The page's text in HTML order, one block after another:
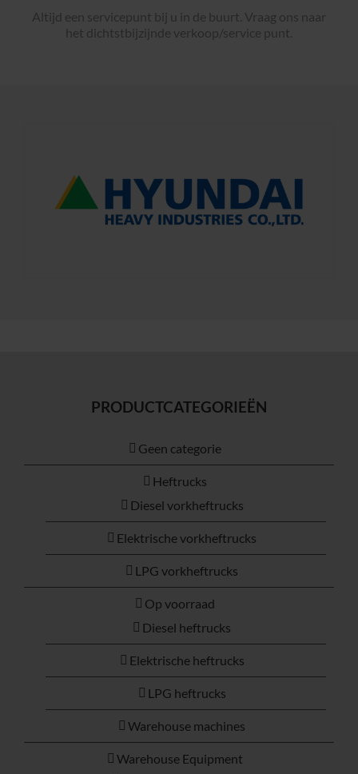
Altijd een servicepunt bij u in de buurt. Vraag ons naar
het dichtstbijzijnde verkoop/service punt.
PRODUCTCATEGORIEËN
Geen categorie
Heftrucks
Diesel vorkheftrucks
Elektrische vorkheftrucks
LPG vorkheftrucks
Op voorraad
Diesel heftrucks
Elektrische heftrucks
LPG heftrucks
Warehouse machines
Warehouse Equipment